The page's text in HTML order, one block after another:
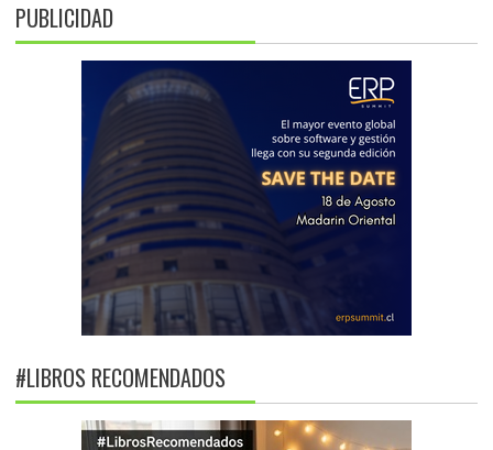
PUBLICIDAD
#LIBROS RECOMENDADOS